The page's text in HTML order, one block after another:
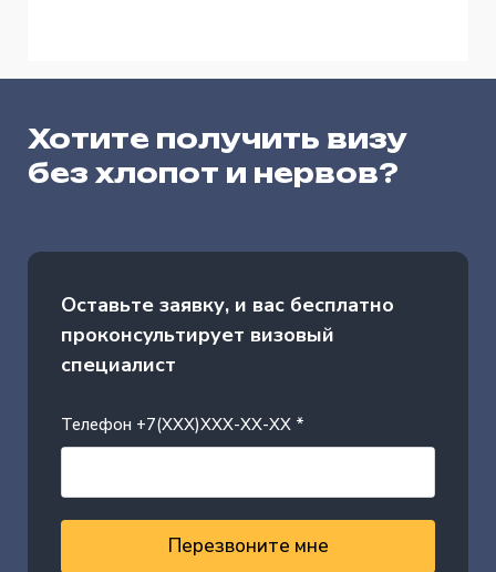
Хотите получить визу
без хлопот и нервов?
Оставьте заявку, и вас бесплатно
проконсультирует визовый
специалист
Телефон +7(XXX)XXX-XX-XX *
Перезвоните мне